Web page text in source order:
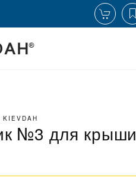
№3 для крыши